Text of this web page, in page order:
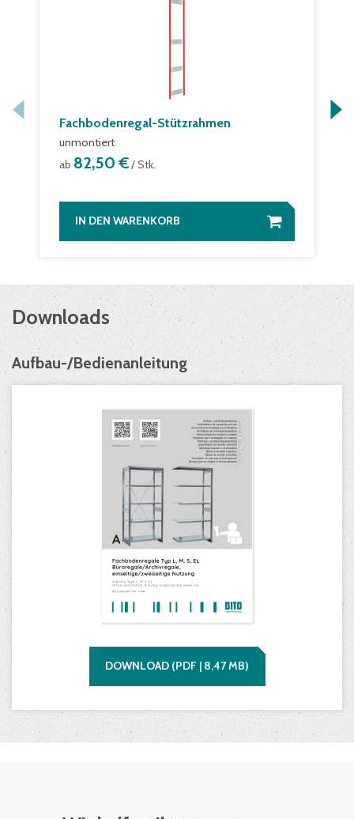
Fachbodenregal-Stützrahmen
unmontiert
ab 82,50 €/ Stk.
IN DEN WARENKORB
Downloads
Aufbau-/Bedienanleitung
DOWNLOAD (PDF | 8,47MB)